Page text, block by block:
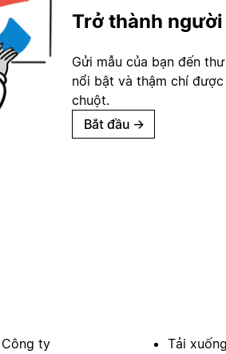
Trở thành
Gửi mẫu của bạn đến
nổi bật và thậm chí
chuột.
Bắt đầu →
Công ty
Tải xuống